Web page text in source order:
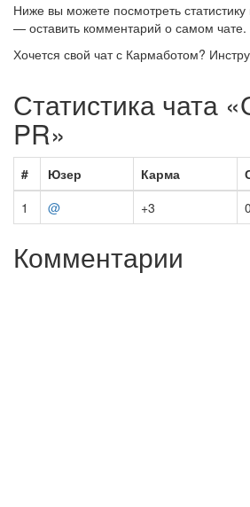
Ниже вы можете посмотреть
— оставить комментарий о самом чате.
Хочется свой чат с Кармаботом?
Статистика чата
PR»
# Юзер Карма
1
@ +3 0
Комментарии